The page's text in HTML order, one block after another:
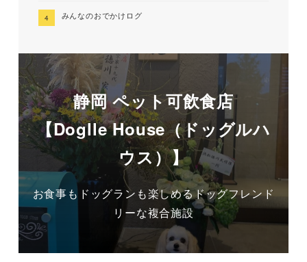
みんなのおでかけログ
静岡 ペット可飲食店
【Doglle House（ドッグルハ
ウス）】
お食事もドッグランも楽しめるドッグフレンド
リーな複合施設